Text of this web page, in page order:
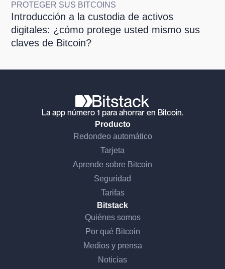
PROTEGER SUS BITCOINS
Introducción a la custodia de activos
digitales: ¿cómo protege usted mismo sus
claves de Bitcoin?
La app número 1 para ahorrar en Bitcoin.
Producto
Redondeo automático
Tarjeta
Aprende sobre Bitcoin
Seguridad
Tarifas
Bitstack
Quiénes somos
Por qué Bitcoin
Medios y prensa
Noticias